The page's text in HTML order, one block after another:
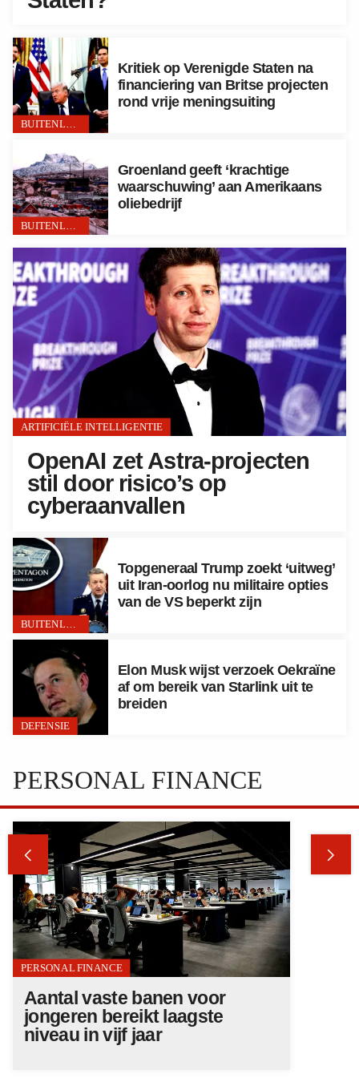
BUITENLAND
Kritiek op Verenigde Staten na
financiering van Britse projecten
rond vrije meningsuiting
BUITENLAND
Groenland geeft ‘krachtige
waarschuwing’ aan Amerikaans
oliebedrijf
ARTIFICIËLE INTELLIGENTIE
OpenAI zet Astra-projecten
stil door risico’s op
cyberaanvallen
BUITENLAND
Topgeneraal Trump zoekt ‘uitweg’
uit Iran-oorlog nu militaire opties
van de VS beperkt zijn
DEFENSIE
Elon Musk wijst verzoek Oekraïne
af om bereik van Starlink uit te
breiden
PERSONAL FINANCE
 
PERSONAL FINANCE
Aantal vaste banen voor
jongeren bereikt laagste
niveau in vijf jaar